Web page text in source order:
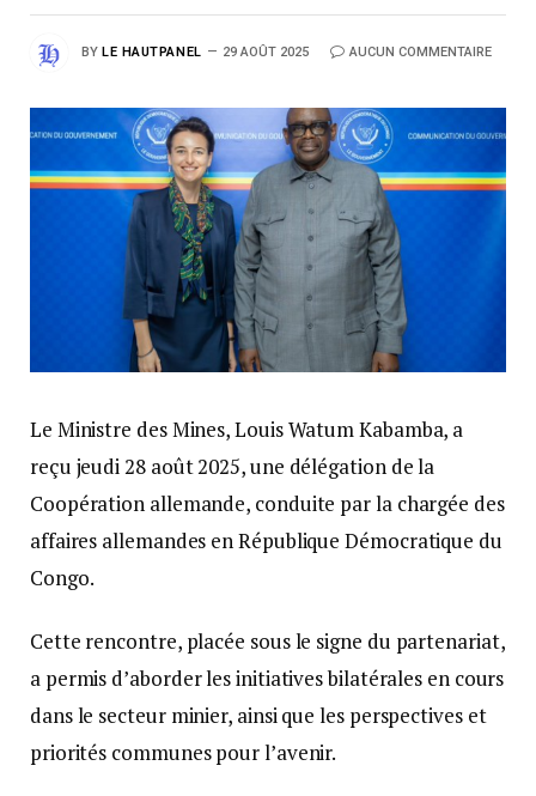
BY LE HAUTPANEL 29 AOÛT 2025 AUCUN COMMENTAIRE
Le Ministre des Mines, Louis Watum Kabamba, a
reçu jeudi 28 août 2025, une délégation de la
Coopération allemande, conduite par la chargée des
affaires allemandes en République Démocratique du
Congo.
Cette rencontre, placée sous le signe du partenariat,
a permis d’aborder les initiatives bilatérales en cours
dans le secteur minier, ainsi que les perspectives et
priorités communes pour l’avenir.